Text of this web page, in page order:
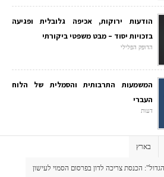
הודעות ירוקות, אכיפה גלובלית ופגיעה
בזכויות יסוד – מבט משפטי ביקורתי
הדופק הפלילי
המשמעות התרבותית והסמלית של הלוח
העברי
דעות
בארץ
הכנסת צריכה לדון בפרסום הסמוי לעישון